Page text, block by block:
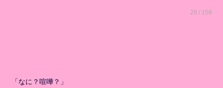
28 / 158
「なに？喧嘩？」